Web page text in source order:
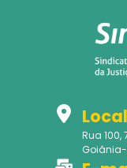
Rua 100,
Goiânia-